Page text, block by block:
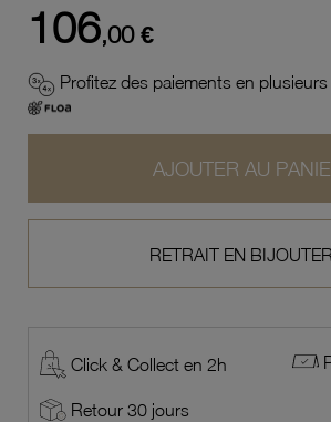
106,00 €
Profitez des paiements en
AJOUTER AU
RETRAIT EN
Click & Collect en 2h
Retour 30 jours